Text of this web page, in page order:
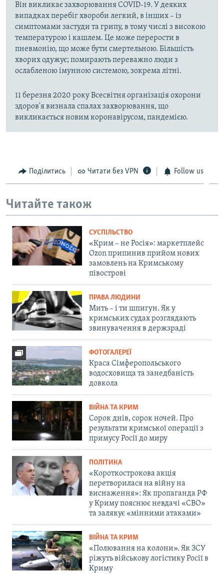
Він викликає захворювання COVID-19. У деяких
випадках перебіг хвороби легкий, в інших – із
симптомами застуди та грипу, в тому числі з високою
температурою і кашлем. Це може перерости в
пневмонію, що може бути смертельною. Більшість
хворих одужує; помирають переважно люди з
ослабленою імунною системою, зокрема літні.
11 березня 2020 року Всесвітня організація охорони
здоров'я визнала спалах захворювання, що
викликається новим коронавірусом, пандемією.
Поділитись Читати без VPN Follow us
Читайте також
СУСПІЛЬСТВО
«Крим – не Росія»: маркетплейс
Ozon припинив прийом нових
замовлень на Кримському
півострові
ПРАВА ЛЮДИНИ
Мить – і ти шпигун. Як у
кримських судах розглядають
звинувачення в держзраді
ФОТОГАЛЕРЕЇ
Краса Сімферопольського
водосховища та занедбаність
довкола
ВІЙНА ТА КРИМ
Сорок днів, сорок ночей. Про
результати кримської операції з
примусу Росії до миру
ПОЛІТИКА
«Короткострокова акція
перетворилася на війну на
виснаження»: Як пропаганда РФ
у Криму пояснює невдачі «СВО»
та залякує «мінними атаками»
ВІЙНА ТА КРИМ
«Полювання на колони». Як ЗСУ
ріжуть військову логістику Росії в
Криму